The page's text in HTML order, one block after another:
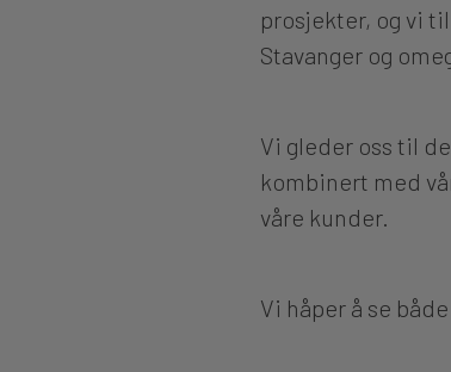
prosjekter, og vi
Stavanger og
Vi gleder oss til
kombinert med
våre kunder.
Vi håper å se